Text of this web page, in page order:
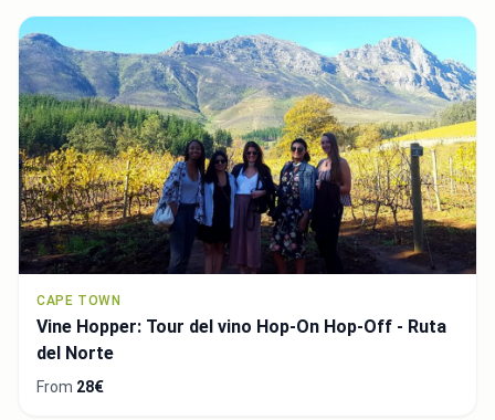
CAPE TOWN
Vine Hopper: Tour del vino Hop-On Hop-Off - Ruta
del Norte
From 28€